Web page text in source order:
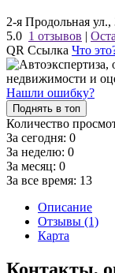
2-я Продольная
5.0 1 отзывов |
QR Ссылка Что
Нашли ошибку?
Поднять в топ
Количество
За сегодня: 0
За неделю: 0
За месяц: 0
За все время: 13
Описание
Отзывы (1)
Карта
Контакты,